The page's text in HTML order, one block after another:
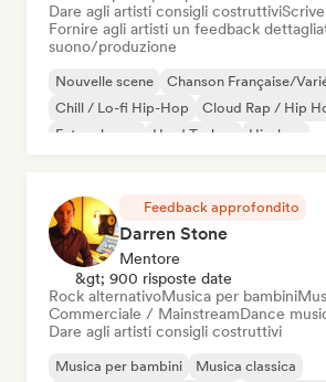
Dare agli artisti consigli costruttivi
Fornire agli artisti un feedback
suono/produzione
Nouvelle scene
Chanson Française/
Chill / Lo-fi Hip-Hop
Cloud Rap / Hip
Future house
Hard Techno Hip-hop
Feedback approfondito
Darren Stone
Mentore
&gt; 900 risposte date
Rock alternativoMusica per bambini
Commerciale / MainstreamDance
Dare agli artisti consigli costruttivi
Musica per bambini
Musica classica